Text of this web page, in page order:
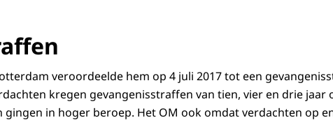
veroordeelde hem op 4 juli 2017 tot een
kregen gevangenisstraffen van tien, vier en drie jaar
gingen in hoger beroep. Het OM ook omdat verdachten op